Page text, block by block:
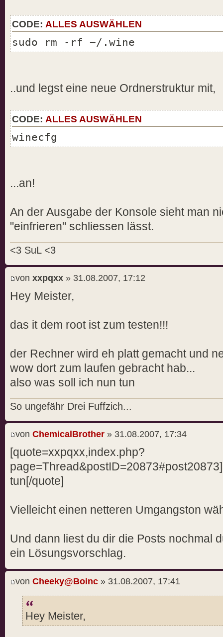
err:wgl:X11DRV_wglGetProcAddress
(wglReleasePbufferDCARB) - not
err:wgl:X11DRV_wglGetProcAddress
- not found
fixme:win:EnumDisplayDevicesW
((null),0,0x34f5b0,0x00000000),
fixme:win:EnumDisplayDevicesW
((null),0,0x34f5a8,0x00000000),
fixme:win:EnumDisplayDevicesW
err:wgl:X11DRV_wglGetProcAddress
(wglMakeContextCurrentARB) -
err:wgl:X11DRV_wglGetProcAddress
(wglGetCurrentReadDCARB) - not
- not found
err:wgl:X11DRV_wglGetProcAddress
(wglReleasePbufferDCARB) - not
(wglDestroyPbufferARB) - not
- not found
action: 113 (SPI_SETMOUSESPEED)
The app requests more than
be supported properly. Please
application to use double
possible
(0x172a08) : stub, simulating
64MB left
call to
Event query: Unimplemented, but
supported
action: 113 (SPI_SETMOUSESPEED)
fixme:wininet:InternetSetOptionW
CODE: ALLES AUSWÄHLEN
sudo rm -rf ~/.wine
..und legst eine neue Ordnerstruktur mit,
CODE: ALLES AUSWÄHLEN
winecfg
...an!
An der Ausgabe der Konsole sieht man
"einfrieren" schliessen lässt.
<3 SuL <3
von xxpqxx » 31.08.2007, 17:12
Hey Meister,
das it dem root ist zum testen!!!
der Rechner wird eh platt gemacht und
wow dort zum laufen gebracht hab...
also was soll ich nun tun
So ungefähr Drei Fuffzich...
von ChemicalBrother » 31.08.2007, 17:34
[quote=xxpqxx,index.php?
tun[/quote]
Vielleicht einen netteren Umgangston
Und dann liest du dir die Posts nochmal
ein Lösungsvorschlag.
von Cheeky@Boinc » 31.08.2007, 17:41
Hey Meister,